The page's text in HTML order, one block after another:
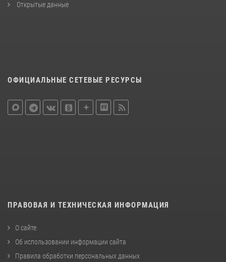
Открытые данные
ОФИЦИАЛЬНЫЕ СЕТЕВЫЕ РЕСУРСЫ
ПРАВОВАЯ И ТЕХНИЧЕСКАЯ ИНФОРМАЦИЯ
О сайте
Об использовании информации сайта
Правила обработки персональных данных